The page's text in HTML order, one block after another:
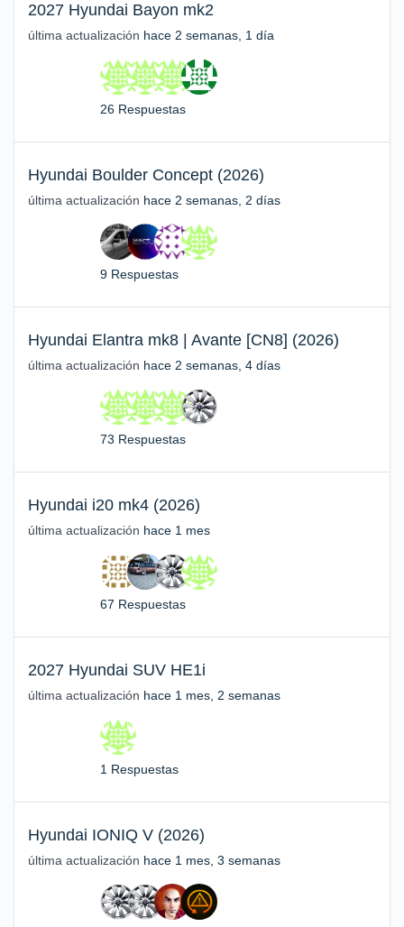
2027 Hyundai Bayon mk2
última actualización hace 2 semanas, 1 día
26 Respuestas
Hyundai Boulder Concept (2026)
última actualización hace 2 semanas, 2 días
9 Respuestas
Hyundai Elantra mk8 | Avante [CN8] (2026)
última actualización hace 2 semanas, 4 días
73 Respuestas
Hyundai i20 mk4 (2026)
última actualización hace 1 mes
67 Respuestas
2027 Hyundai SUV HE1i
última actualización hace 1 mes, 2 semanas
1 Respuestas
Hyundai IONIQ V (2026)
última actualización hace 1 mes, 3 semanas